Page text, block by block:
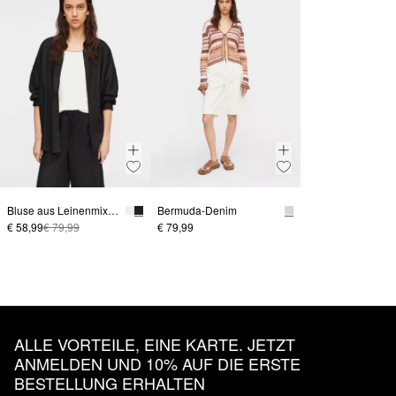
Bluse aus Leinenmix mit Fledermausärmeln
€ 58,99€ 79,99
Bermuda-Denim
€ 79,99
ALLE VORTEILE, EINE KARTE. JETZT
ANMELDEN UND 10% AUF DIE ERSTE
BESTELLUNG ERHALTEN